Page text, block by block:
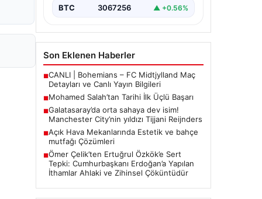
BTC 3067256 ▲ +0.56%
Son Eklenen Haberler
■CANLI | Bohemians – FC Midtjylland Maç
Detayları ve Canlı Yayın Bilgileri
■Mohamed Salah’tan Tarihi İlk Üçlü Başarı
■Galatasaray’da orta sahaya dev isim!
Manchester City’nin yıldızı Tijjani Reijnders
■Açık Hava Mekanlarında Estetik ve bahçe
mutfağı Çözümleri
■Ömer Çelik’ten Ertuğrul Özkök’e Sert
Tepki: Cumhurbaşkanı Erdoğan’a Yapılan
İthamlar Ahlaki ve Zihinsel Çöküntüdür